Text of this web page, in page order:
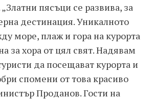
пясъци се развива, за
дестинация. Уникалното
море, плаж и гора на курорта
за хора от цял свят. Надявам
да посещават курорта и
спомени от това красиво
Проданов. Гости на